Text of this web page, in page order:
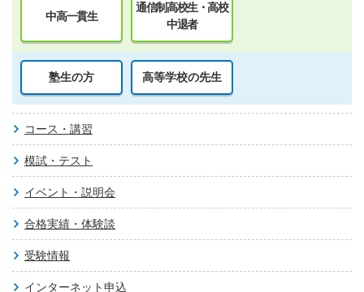
中高一貫生
通信制高校生・高校
中退者
塾生の方 高等学校の先生
コース・講習
模試・テスト
イベント・説明会
合格実績・体験談
受験情報
インターネット申込